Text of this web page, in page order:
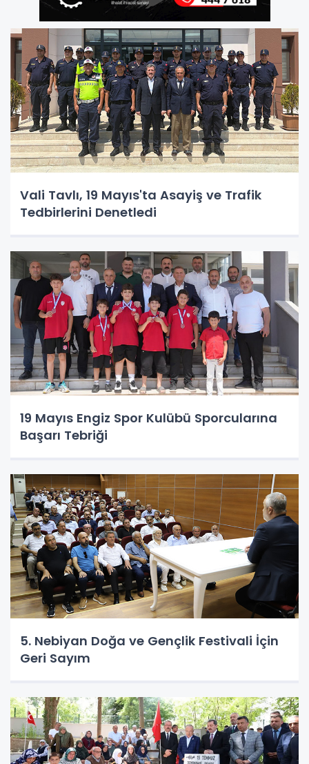
Vali Tavlı, 19 Mayıs'ta Asayiş ve Trafik
Tedbirlerini Denetledi
19 Mayıs Engiz Spor Kulübü Sporcularına
Başarı Tebriği
5. Nebiyan Doğa ve Gençlik Festivali İçin
Geri Sayım